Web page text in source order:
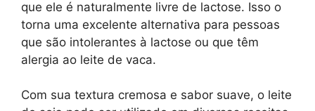
que ele é naturalmente livre de lactose. Isso o
torna uma excelente alternativa para pessoas
que são intolerantes à lactose ou que têm
alergia ao leite de vaca.
Com sua textura cremosa e sabor suave, o leite